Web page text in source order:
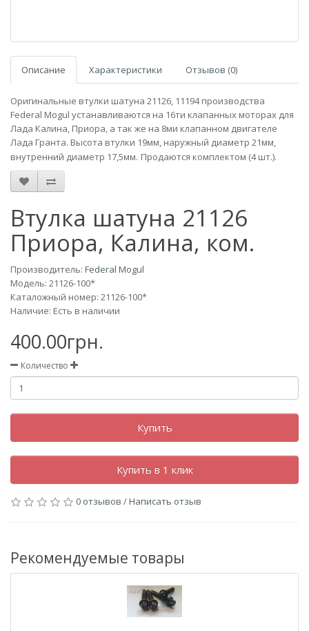
Описание Характеристики Отзывов (0)
Оригинальные втулки шатуна 21126, 11194 производства
Federal Mogul устанавливаются на 16ти клапанных моторах для
Лада Калина, Приора, а так же на 8ми клапанном двигателе
Лада Гранта. Высота втулки 19мм, наружный диаметр 21мм,
внутренний диаметр 17,5мм. Продаются комплектом (4 шт.).
Втулка шатуна 21126
Приора, Калина, ком.
Производитель: Federal Mogul
Модель: 21126-100*
Каталожный номер: 21126-100*
Наличие: Есть в наличии
400.00грн.
Количество
Купить
Купить в 1 клик
0 отзывов /Написать отзыв
Рекомендуемые товары